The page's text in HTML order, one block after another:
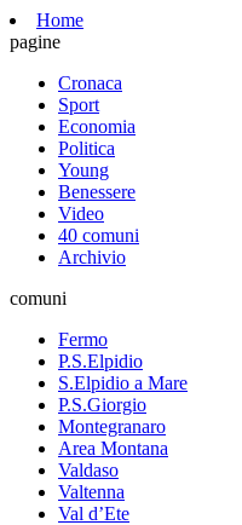
Home
pagine
Cronaca
Sport
Economia
Politica
Young
Benessere
Video
40 comuni
Archivio
comuni
Fermo
P.S.Elpidio
S.Elpidio a Mare
P.S.Giorgio
Montegranaro
Area Montana
Valdaso
Valtenna
Val d’Ete